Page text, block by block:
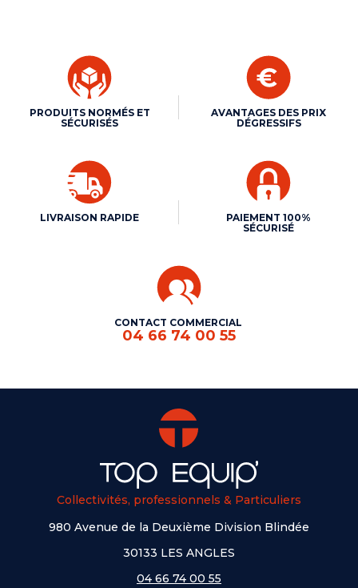
PRODUITS NORMÉS ET
SÉCURISÉS
AVANTAGES DES PRIX
DÉGRESSIFS
LIVRAISON RAPIDE
PAIEMENT 100%
SÉCURISÉ
CONTACT COMMERCIAL
04 66 74 00 55
Collectivités, professionnels & Particuliers
980 Avenue de la Deuxième Division Blindée
30133 LES ANGLES
04 66 74 00 55